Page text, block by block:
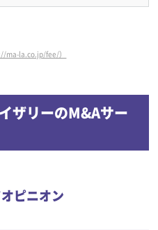
ma-la.co.jp/fee/）
ザリーのM&Aサー
ピニオン